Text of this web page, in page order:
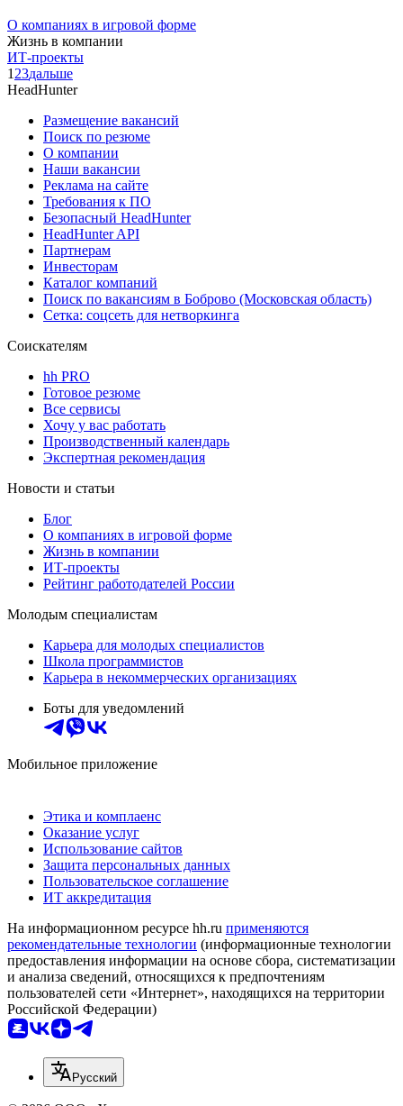
О компаниях в игровой форме
Жизнь в компании
ИТ-проекты
1 23дальше
HeadHunter
Размещение вакансий
Поиск по резюме
О компании
Наши вакансии
Реклама на сайте
Требования к ПО
Безопасный HeadHunter
HeadHunter API
Партнерам
Инвесторам
Каталог компаний
Поиск по вакансиям в Боброво (Московская область)
Сетка: соцсеть для нетворкинга
Соискателям
hh PRO
Готовое резюме
Все сервисы
Хочу у вас работать
Производственный календарь
Экспертная рекомендация
Новости и статьи
Блог
О компаниях в игровой форме
Жизнь в компании
ИТ-проекты
Рейтинг работодателей России
Молодым специалистам
Карьера для молодых специалистов
Школа программистов
Карьера в некоммерческих организациях
Боты для уведомлений
Мобильное приложение
Этика и комплаенс
Оказание услуг
Использование сайтов
Защита персональных данных
Пользовательское соглашение
ИТ аккредитация
На информационном ресурсе hh.ru применяются
рекомендательные технологии (информационные технологии
предоставления информации на основе сбора, систематизации
и анализа сведений, относящихся к предпочтениям
пользователей сети «Интернет», находящихся на территории
Российской Федерации)
Русский